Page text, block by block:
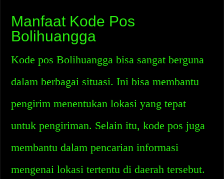
Manfaat Kode Pos
Bolihuangga
Kode pos Bolihuangga bisa sangat berguna
dalam berbagai situasi. Ini bisa membantu
pengirim menentukan lokasi yang tepat
untuk pengiriman. Selain itu, kode pos juga
membantu dalam pencarian informasi
mengenai lokasi tertentu di daerah tersebut.